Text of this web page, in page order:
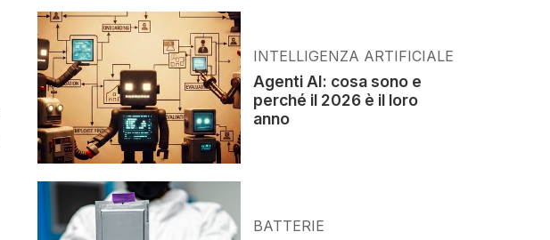
INTELLIGENZA ARTIFICIALE
Agenti AI: cosa sono e
perché il 2026 è il loro
anno
BATTERIE